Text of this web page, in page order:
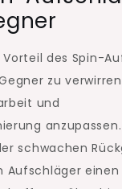
des Spin-
zu
und
schwachen
Aufschläger